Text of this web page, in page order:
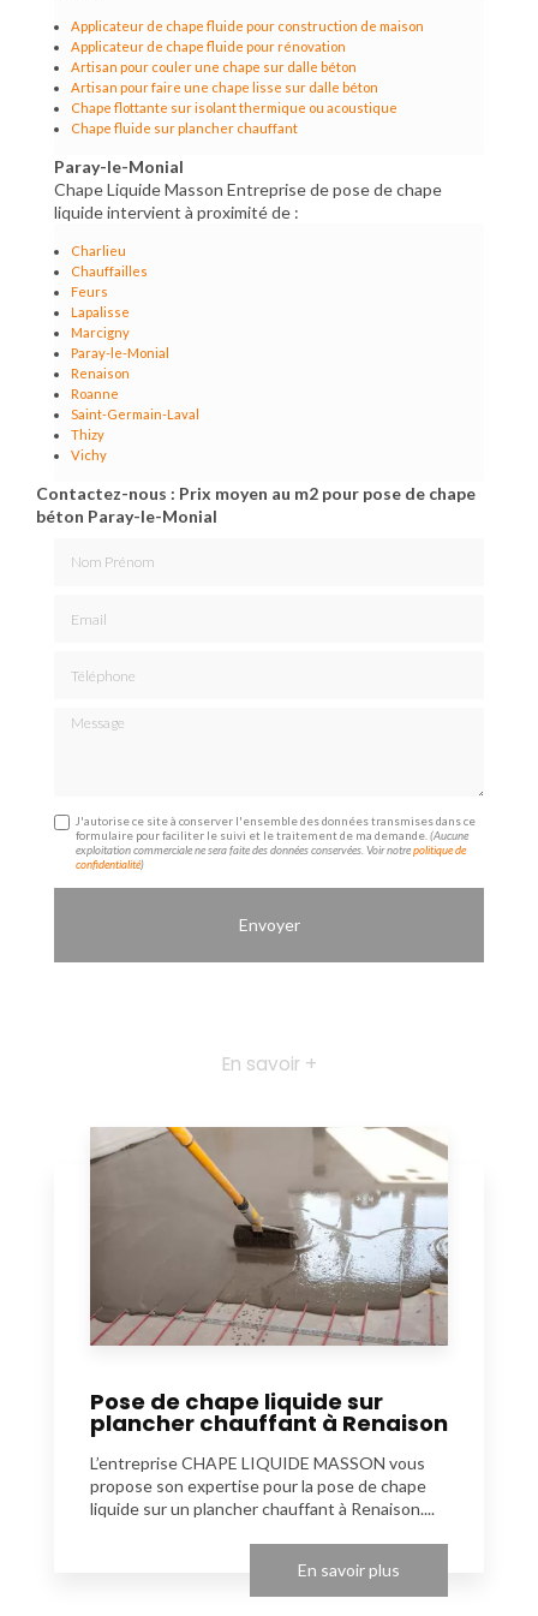
Applicateur de chape fluide pour construction de maison
Applicateur de chape fluide pour rénovation
Artisan pour couler une chape sur dalle béton
Artisan pour faire une chape lisse sur dalle béton
Chape flottante sur isolant thermique ou acoustique
Chape fluide sur plancher chauffant
Paray-le-Monial
Chape Liquide Masson Entreprise de pose de chape
liquide intervient à proximité de :
Charlieu
Chauffailles
Feurs
Lapalisse
Marcigny
Paray-le-Monial
Renaison
Roanne
Saint-Germain-Laval
Thizy
Vichy
Contactez-nous : Prix moyen au m2 pour pose de chape
béton Paray-le-Monial
Message
J'autorise ce site à conserver l'ensemble des données transmises dans ce
formulaire pour faciliter le suivi et le traitement de ma demande.(Aucune
exploitation commerciale ne sera faite des données conservées. Voir notrepolitique de
confidentialité)
En savoir +
Pose de chape liquide sur
plancher chauffant à Renaison
L’entreprise CHAPE LIQUIDE MASSON vous
propose son expertise pour la pose de chape
liquide sur un plancher chauffant à Renaison....
En savoir plus